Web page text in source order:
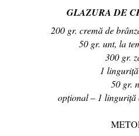
GLAZURA DE
200 gr. cremă de
50 gr. unt, la
300 gr.
1
50 gr.
opțional – 1 linguriță